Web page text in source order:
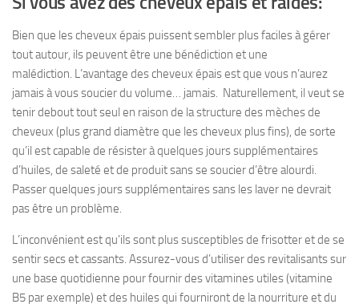
Bien que les cheveux épais puissent sembler plus faciles à gérer
tout autour, ils peuvent être une bénédiction et une
malédiction. L’avantage des cheveux épais est que vous n’aurez
jamais à vous soucier du volume… jamais. Naturellement, il veut se
tenir debout tout seul en raison de la structure des mèches de
cheveux (plus grand diamètre que les cheveux plus fins), de sorte
qu’il est capable de résister à quelques jours supplémentaires
d’huiles, de saleté et de produit sans se soucier d’être alourdi.
Passer quelques jours supplémentaires sans les laver ne devrait
pas être un problème.
L’inconvénient est qu’ils sont plus susceptibles de frisotter et de se
sentir secs et cassants. Assurez-vous d’utiliser des revitalisants sur
une base quotidienne pour fournir des vitamines utiles (vitamine
B5 par exemple) et des huiles qui fourniront de la nourriture et du